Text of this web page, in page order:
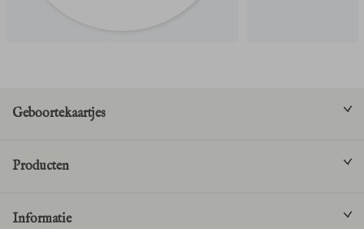
Geboortekaartjes
Producten
Informatie